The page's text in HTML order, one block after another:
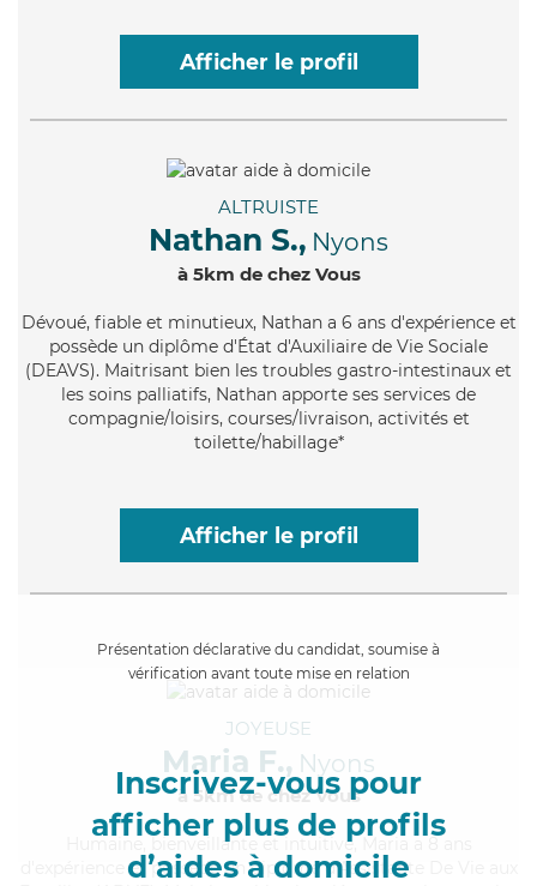
Afficher le profil
ALTRUISTE
Nathan S., Nyons
à 5km de chez Vous
Dévoué, fiable et minutieux, Nathan a 6 ans d'expérience et
possède un diplôme d'État d'Auxiliaire de Vie Sociale
(DEAVS). Maitrisant bien les troubles gastro-intestinaux et
les soins palliatifs, Nathan apporte ses services de
compagnie/loisirs, courses/livraison, activités et
toilette/habillage*
Afficher le profil
Présentation déclarative du candidat, soumise à
vérification avant toute mise en relation
Inscrivez-vous pour
afficher plus de profils
d’aides à domicile
JOYEUSE
Maria F., Nyons
à 5km de chez Vous
, bienveillante et intuitive, Maria a 8 ans
d'expérience et possède un diplôme d'Assistante De Vie aux